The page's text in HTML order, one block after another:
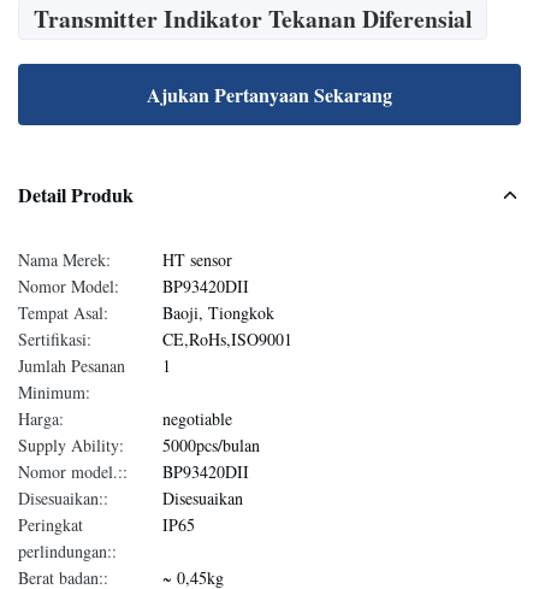
Transmitter Indikator Tekanan Diferensial
Ajukan Pertanyaan Sekarang
Detail Produk
Nama Merek:
HT sensor
Nomor Model:
BP93420DII
Tempat Asal:
Baoji, Tiongkok
Sertifikasi:
CE,RoHs,ISO9001
Jumlah Pesanan
Minimum:
1
Harga:
negotiable
Supply Ability:
5000pcs/bulan
Nomor model.::
BP93420DII
Disesuaikan::
Disesuaikan
Peringkat
perlindungan::
IP65
Berat badan::
~ 0,45kg